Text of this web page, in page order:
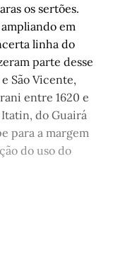
os sertões.
em
linha do
parte desse
São Vicente,
entre 1620 e
do Guairá
para a margem
do uso do